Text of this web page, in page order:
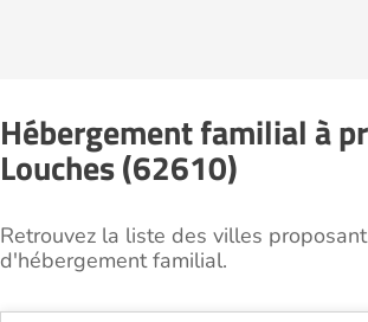
Hébergement familial à
Louches (62610)
Retrouvez la liste des villes
d'hébergement familial.